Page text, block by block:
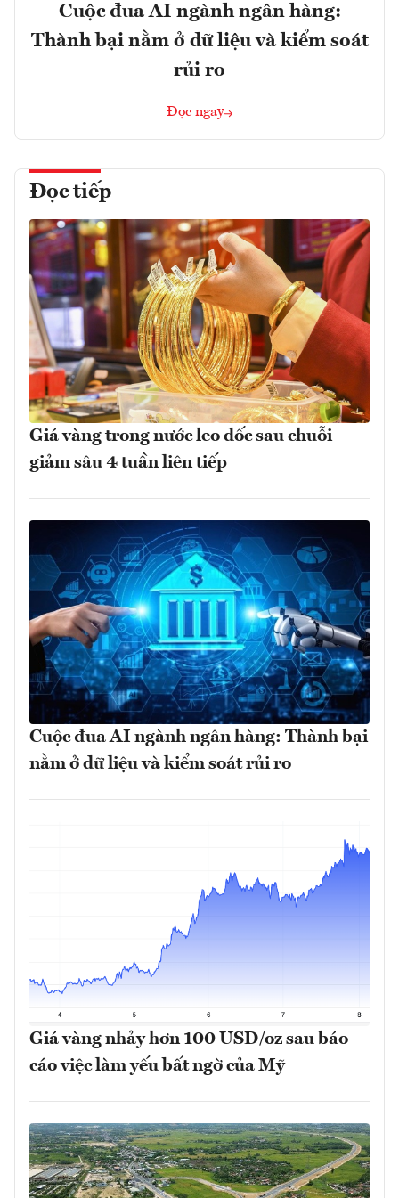
Cuộc đua AI ngành ngân hàng:
Thành bại nằm ở dữ liệu và kiểm soát
rủi ro
Đọc ngay
Đọc tiếp
Giá vàng trong nước leo dốc sau chuỗi
giảm sâu 4 tuần liên tiếp
Cuộc đua AI ngành ngân hàng: Thành bại
nằm ở dữ liệu và kiểm soát rủi ro
Giá vàng nhảy hơn 100 USD/oz sau báo
cáo việc làm yếu bất ngờ của Mỹ